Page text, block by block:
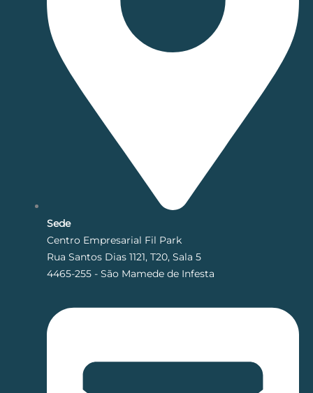
Sede
Centro Empresarial Fil Park
Rua Santos Dias 1121, T20, Sala 5
4465-255 - São Mamede de Infesta